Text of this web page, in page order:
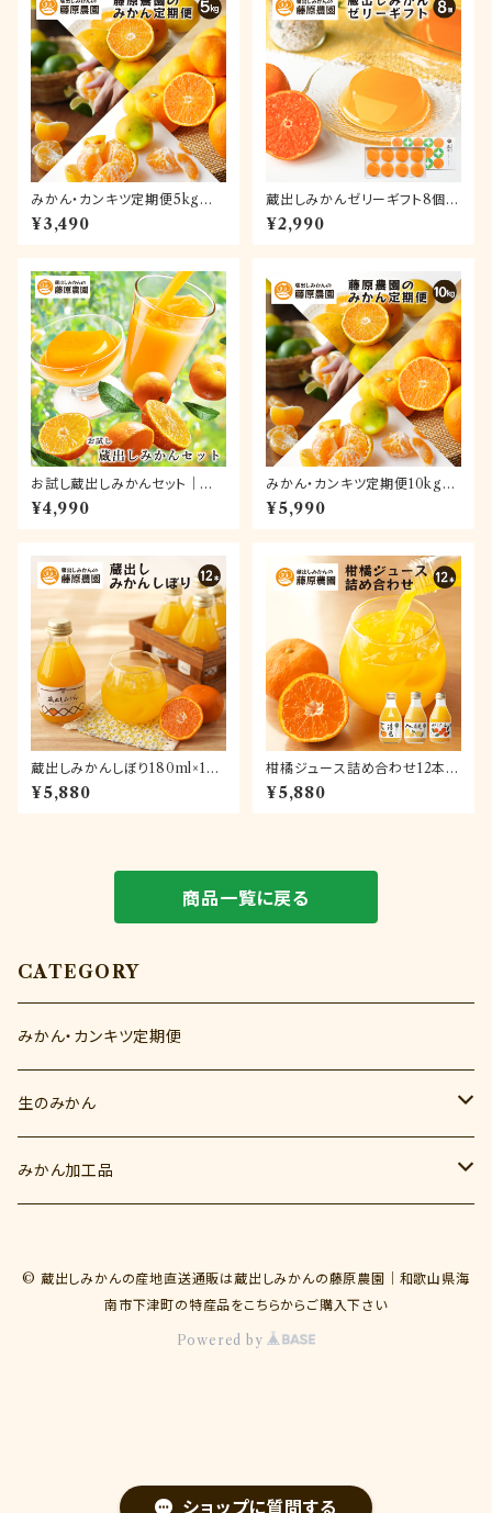
ショップに質問する
みかん・カンキツ定期便5kg｜
和歌山県下津町の藤原農園から
旬のみかんを毎月産地直送でお
¥3,490
蔵出しみかんゼリーギフト8個入
【送料無料】
¥2,990
お試し蔵出しみかんセット｜ジュ
ースとゼリーが楽しめる人気商
品詰め合わせ。お試しにもギフト
¥4,990
みかん・カンキツ定期便10kg｜
和歌山県海南市下津町の藤原
農園から旬のみかんを毎月産地
¥5,990
蔵出しみかんしぼり180ml×12
本【送料無料】
¥5,880
柑橘ジュース詰め合わせ12本|
和歌山県海南市下津町産の果
汁100%ストレートジュース
¥5,880
商品一覧に戻る
CATEGORY
みかん・カンキツ定期便
生のみかん
秋のみかん（9月～10月）
ゆら早生（10月）
とれたてしもつみかん
蔵出しみかん（1月～2月）
蔵出しみかん晩生（1月～2月）
みかん加工品
みかんゼリー
© 蔵出しみかんの産地直送通販は蔵出しみかんの藤原農園｜和歌山県海
南市下津町の特産品をこちらからご購入下さい
Powered by